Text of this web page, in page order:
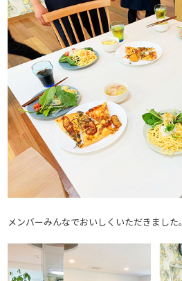
メンバーみんなでおいしくいただきました。